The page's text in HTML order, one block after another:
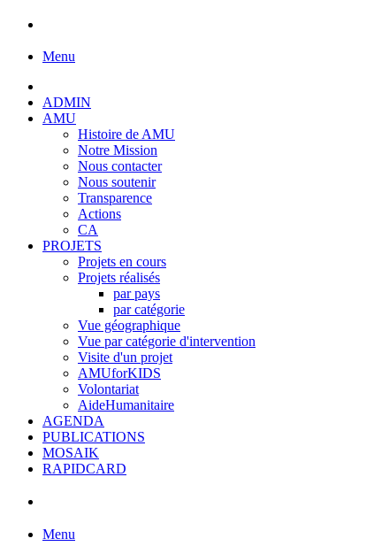
Menu
ADMIN
AMU
Histoire de AMU
Notre Mission
Nous contacter
Nous soutenir
Transparence
Actions
CA
PROJETS
Projets en cours
Projets réalisés
par pays
par catégorie
Vue géographique
Vue par catégorie d'intervention
Visite d'un projet
AMUforKIDS
Volontariat
AideHumanitaire
AGENDA
PUBLICATIONS
MOSAIK
RAPIDCARD
Menu